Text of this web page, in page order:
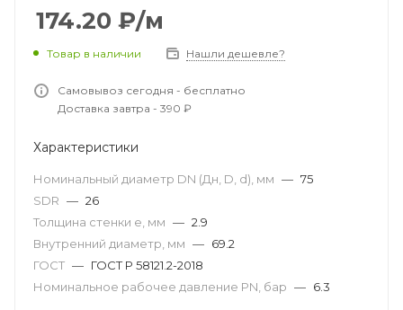
174.20 ₽/м
Товар в наличии Нашли дешевле?
Самовывоз сегодня - бесплатно
Доставка завтра - 390 ₽
Характеристики
Номинальный диаметр DN (Дн, D, d), мм — 75
SDR — 26
Толщина стенки e, мм — 2.9
Внутренний диаметр, мм — 69.2
ГОСТ — ГОСТ Р 58121.2-2018
Номинальное рабочее давление PN, бар — 6.3